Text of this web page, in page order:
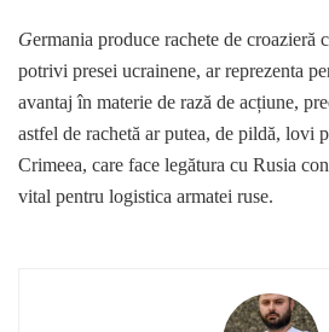
Germania produce rachete de croazieră
potrivi presei ucrainene, ar reprezenta
avantaj în materie de rază de acțiune,
astfel de rachetă ar putea, de pildă, lovi
Crimeea, care face legătura cu Rusia
vital pentru logistica armatei ruse.